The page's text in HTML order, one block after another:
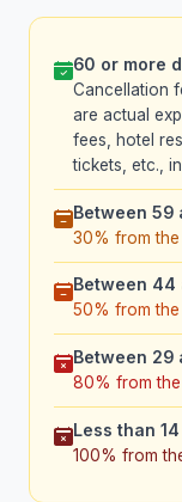
60 or more
Cancellation
are actual
fees, hotel
tickets, etc.,
Between
30% from the
Between
50% from the
Between 29
80% from
Less than
100% from